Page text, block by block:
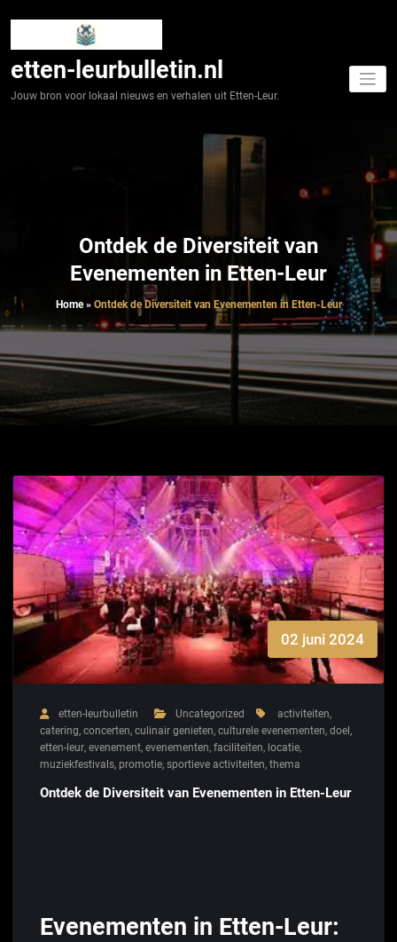
etten-leurbulletin.nl
Jouw bron voor lokaal nieuws en verhalen uit Etten-Leur.
Ontdek de Diversiteit van
Evenementen in Etten-Leur
Home» Ontdek de Diversiteit van Evenementen in Etten-Leur
02 juni 2024
etten-leurbulletin Uncategorized activiteiten,
catering, concerten, culinair genieten, culturele evenementen, doel ,
etten-leur, evenement, evenementen, faciliteiten, locatie,
muziekfestivals, promotie, sportieve activiteiten, thema
Ontdek de Diversiteit van Evenementen in Etten-Leur
Evenementen in Etten-Leur: